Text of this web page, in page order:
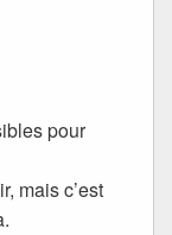
pour
mais c’est